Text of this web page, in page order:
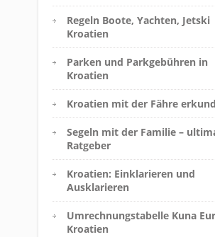
Regeln Boote, Yachten, Jetski
Kroatien
Parken und Parkgebühren in
Kroatien
Kroatien mit der Fähre
Segeln mit der Familie –
Ratgeber
Kroatien: Einklarieren und
Ausklarieren
Umrechnungstabelle Kuna
Kroatien